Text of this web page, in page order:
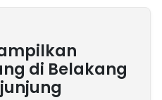
di Belakang